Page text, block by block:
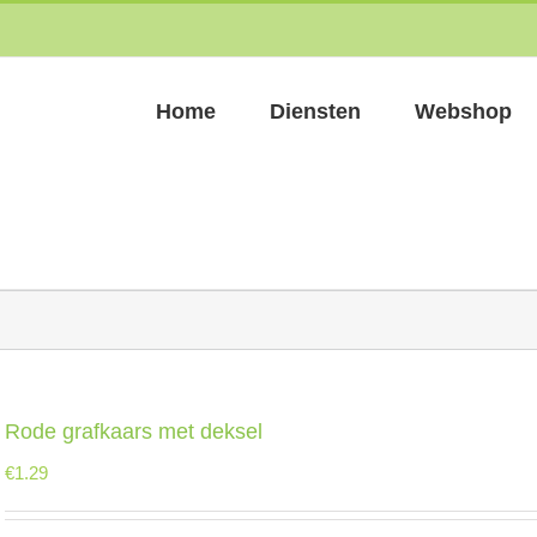
Home Diensten Webshop
Rode grafkaars met deksel
€1.29